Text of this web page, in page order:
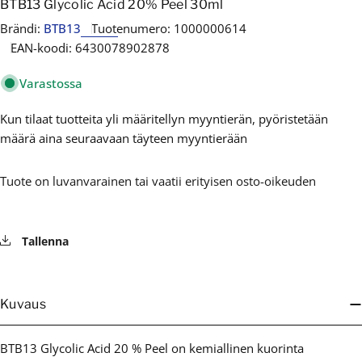
BTB13 Glycolic Acid 20% Peel 30ml
Brändi: BTB13 Tuotenumero: 1000000614
EAN-koodi: 6430078902878
Varastossa
Kun tilaat tuotteita yli määritellyn myyntierän, pyöristetään
määrä aina seuraavaan täyteen myyntierään
Tuote on luvanvarainen tai vaatii erityisen osto-oikeuden
Tallenna
Kuvaus
BTB13 Glycolic Acid 20 % Peel on kemiallinen kuorinta